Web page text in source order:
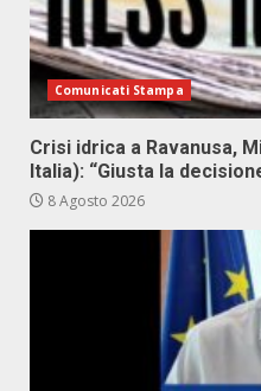
Comunicati Stampa
Crisi idrica a Ravanusa,
Italia): “Giusta la
8 Agosto 2026